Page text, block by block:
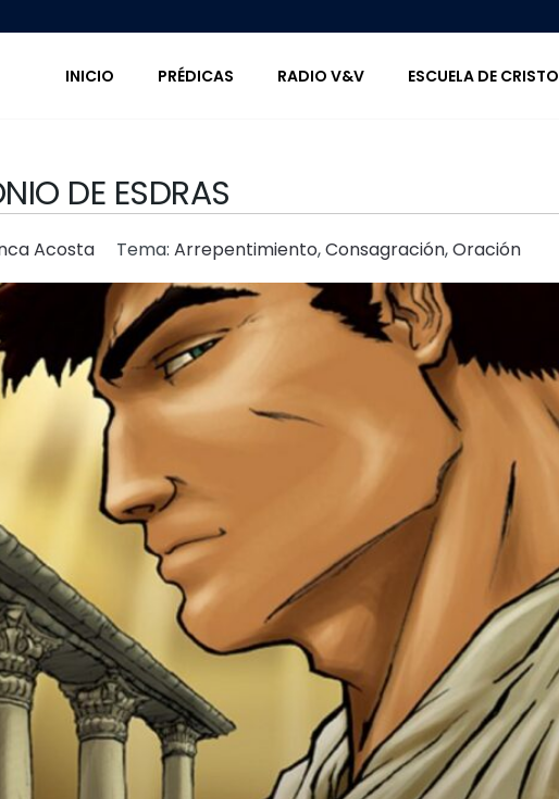
INICIO PRÉDICAS RADIO V&V ESCUELA DE CRISTO
DE ESDRAS
Acosta Tema: Arrepentimiento,Consagración,Oración